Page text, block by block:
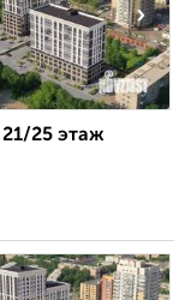
›
25 этаж